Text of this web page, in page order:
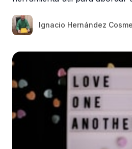
Ignacio Hernández Cosme